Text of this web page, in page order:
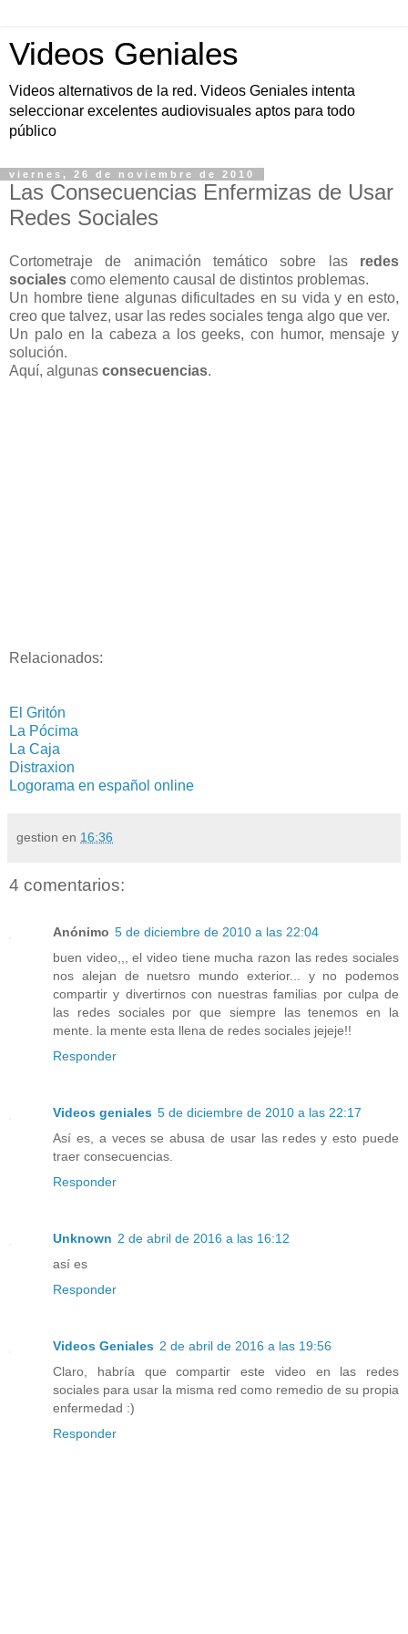
Videos Geniales
Videos alternativos de la red. Videos Geniales intenta
seleccionar excelentes audiovisuales aptos para todo
público
viernes, 26 de noviembre de 2010
Las Consecuencias Enfermizas de Usar
Redes Sociales
Cortometraje de animación temático sobre las redes
sociales como elemento causal de distintos problemas.
Un hombre tiene algunas dificultades en su vida y en esto,
creo que talvez, usar las redes sociales tenga algo que ver.
Un palo en la cabeza a los geeks, con humor, mensaje y
solución.
Aquí, algunas consecuencias.
Relacionados:
El Gritón
La Pócima
La Caja
Distraxion
Logorama en español online
gestion en 16:36
4 comentarios:
Anónimo 5 de diciembre de 2010 a las 22:04
buen video,,, el video tiene mucha razon las redes sociales
nos alejan de nuetsro mundo exterior... y no podemos
compartir y divertirnos con nuestras familias por culpa de
las redes sociales por que siempre las tenemos en la
mente. la mente esta llena de redes sociales jejeje!!
Responder
Videos geniales 5 de diciembre de 2010 a las 22:17
Así es, a veces se abusa de usar las redes y esto puede
traer consecuencias.
Responder
Unknown 2 de abril de 2016 a las 16:12
así es
Responder
Videos Geniales 2 de abril de 2016 a las 19:56
Claro, habría que compartir este video en las redes
sociales para usar la misma red como remedio de su propia
enfermedad :)
Responder